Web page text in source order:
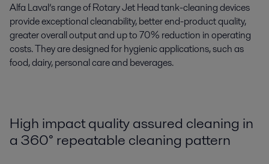
Alfa Laval’s range of Rotary Jet Head tank-cleaning devices
provide exceptional cleanability, better end-product quality,
greater overall output and up to 70% reduction in operating
costs. They are designed for hygienic applications, such as
food, dairy, personal care and beverages.
High impact quality assured cleaning in
a 360° repeatable cleaning pattern